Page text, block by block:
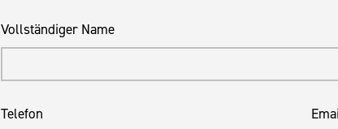
Vollständiger Name
Telefon